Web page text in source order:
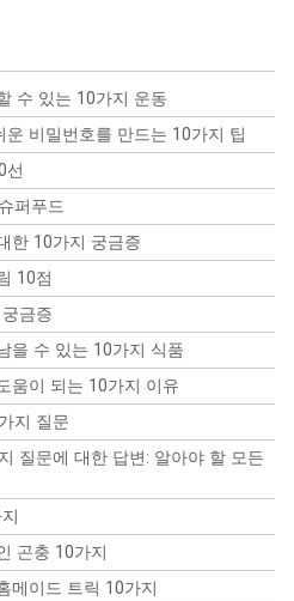
수 있는 10가지 운동
비밀번호를 만드는 10가지 팁
선
퍼푸드
한 10가지 궁금증
10점
금증
을 수 있는 10가지 식품
움이 되는 10가지 이유
지 질문
질문에 대한 답변: 알아야 할 모든
곤충 10가지
메이드 트릭 10가지